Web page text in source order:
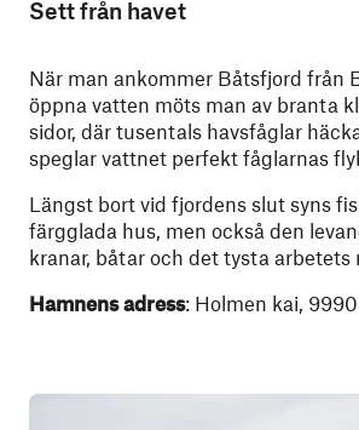
Sett från havet
När man ankommer Båtsfjord från
öppna vatten möts man av branta
sidor, där tusentals havsfåglar
speglar vattnet perfekt fåglarnas
Längst bort vid fjordens slut syns
färgglada hus, men också den
kranar, båtar och det tysta arbetets
Hamnens adress: Holmen kai,